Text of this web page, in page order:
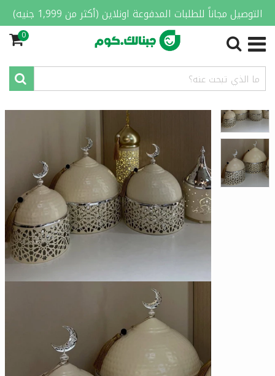
التوصيل مجاناً للطلبات المدفوعة اونلاين (أكثر من 1,999 جنيه)
0
الصفحة الرئيسية/المنزل والمطبخ